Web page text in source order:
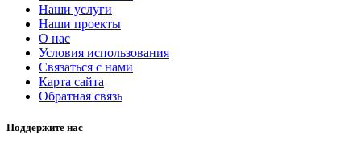
Наши услуги
Наши проекты
О нас
Условия использования
Связаться с нами
Карта сайта
Обратная связь
Поддержите нас